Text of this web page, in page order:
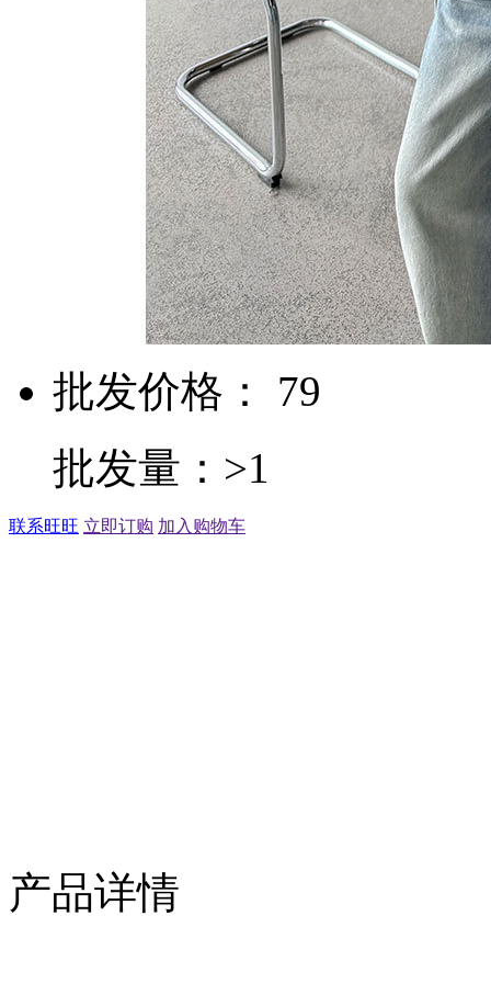
批发价格： 79
批发量：>1
联系旺旺 立即订购 加入购物车
产品详情